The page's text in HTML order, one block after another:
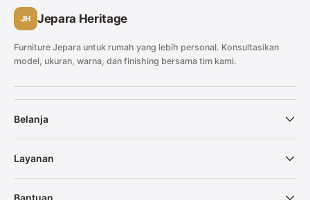
JH Jepara Heritage
Furniture Jepara untuk rumah yang lebih personal. Konsultasikan
model, ukuran, warna, dan finishing bersama tim kami.
Belanja
Layanan
Bantuan